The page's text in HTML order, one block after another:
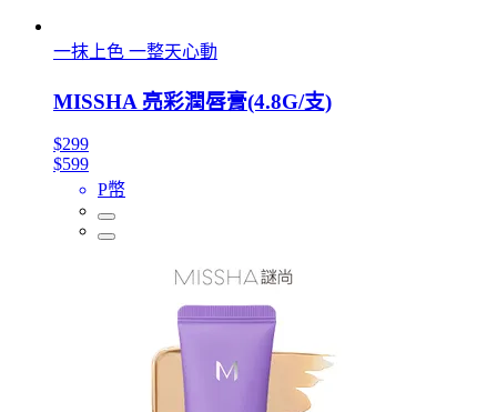
一抹上色 一整天心動
MISSHA 亮彩潤唇膏(4.8G/支)
$299
$599
P幣